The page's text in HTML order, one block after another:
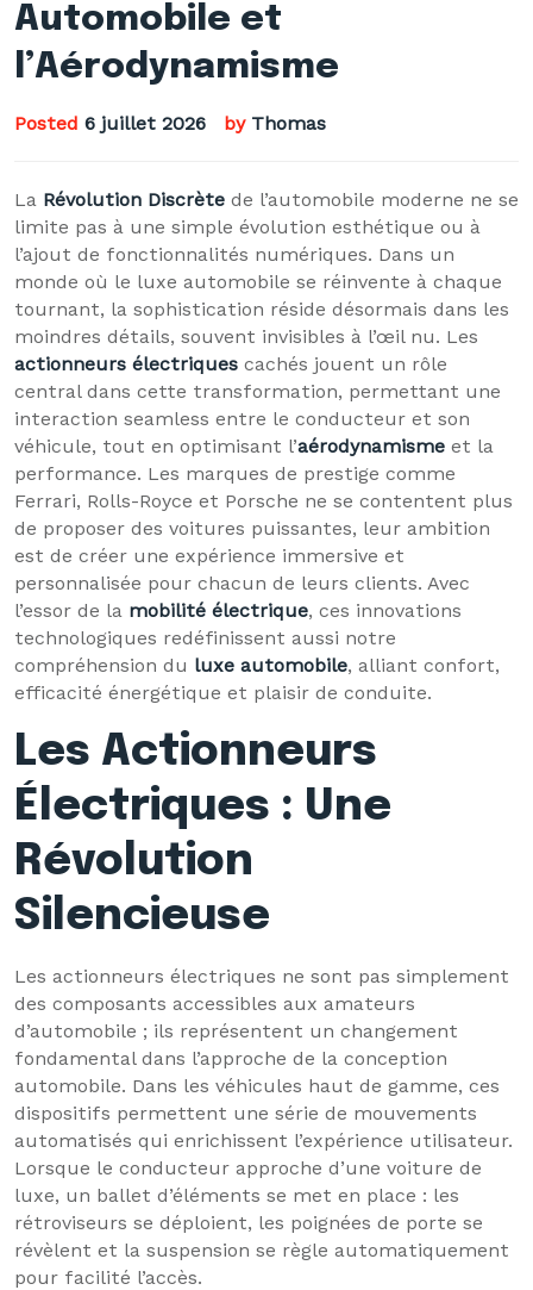
Automobile et
l’Aérodynamisme
Posted 6 juillet 2026 by Thomas
La Révolution Discrète de l’automobile moderne ne se
limite pas à une simple évolution esthétique ou à
l’ajout de fonctionnalités numériques. Dans un
monde où le luxe automobile se réinvente à chaque
tournant, la sophistication réside désormais dans les
moindres détails, souvent invisibles à l’œil nu. Les
actionneurs électriques cachés jouent un rôle
central dans cette transformation, permettant une
interaction seamless entre le conducteur et son
véhicule, tout en optimisant l’aérodynamisme et la
performance. Les marques de prestige comme
Ferrari, Rolls-Royce et Porsche ne se contentent plus
de proposer des voitures puissantes, leur ambition
est de créer une expérience immersive et
personnalisée pour chacun de leurs clients. Avec
l’essor de la mobilité électrique, ces innovations
technologiques redéfinissent aussi notre
compréhension du luxe automobile, alliant confort,
efficacité énergétique et plaisir de conduite.
Les Actionneurs
Électriques : Une
Révolution
Silencieuse
Les actionneurs électriques ne sont pas simplement
des composants accessibles aux amateurs
d’automobile ; ils représentent un changement
fondamental dans l’approche de la conception
automobile. Dans les véhicules haut de gamme, ces
dispositifs permettent une série de mouvements
automatisés qui enrichissent l’expérience utilisateur.
Lorsque le conducteur approche d’une voiture de
luxe, un ballet d’éléments se met en place : les
rétroviseurs se déploient, les poignées de porte se
révèlent et la suspension se règle automatiquement
pour facilité l’accès.